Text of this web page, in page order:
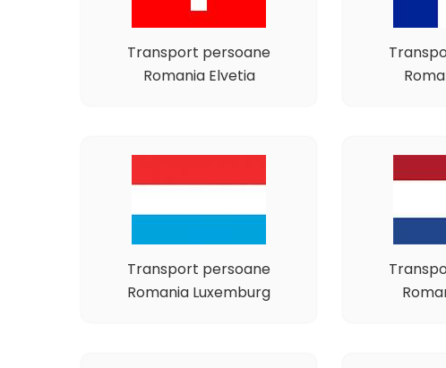
Transport persoane
Romania Elvetia
Transport persoane
Romania Luxemburg